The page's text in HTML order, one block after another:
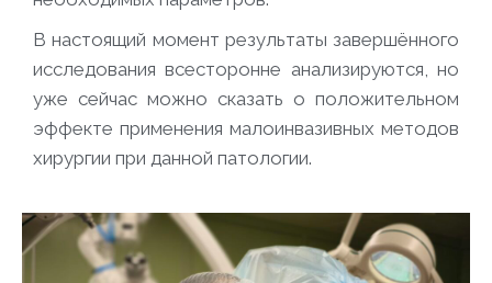
В настоящий момент результаты завершённого
исследования всесторонне анализируются, но
уже сейчас можно сказать о положительном
эффекте применения малоинвазивных методов
хирургии при данной патологии.